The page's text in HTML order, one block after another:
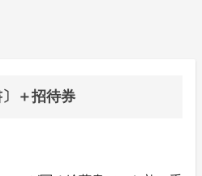
＋招待券